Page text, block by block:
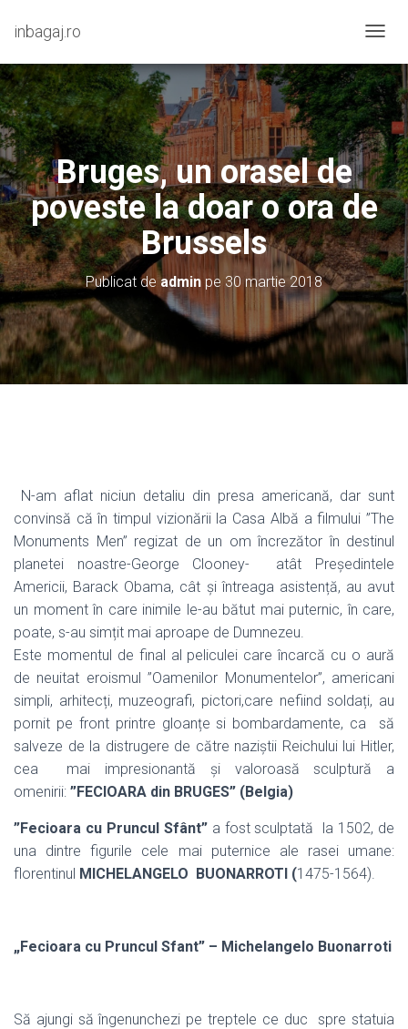
inbagaj.ro
O
M
U
T
Ă
N
A
V
I
G
A
R
E
A
Bruges, un orasel de
poveste la doar o ora de
Brussels
Publicat de admin pe30 martie 2018
N-am aflat niciun detaliu din presa americană, dar sunt
convinsă că în timpul vizionării la Casa Albă a filmului ”The
Monuments Men” regizat de un om încrezător în destinul
planetei noastre-George Clooney-
atât Președintele
Americii, Barack Obama, cât și întreaga asistență, au avut
un moment în care inimile le-au bătut mai puternic, în care,
poate, s-au simțit mai aproape de Dumnezeu.
Este momentul de final al peliculei care încarcă cu o aură
de neuitat eroismul ”Oamenilor Monumentelor”, americani
simpli, arhitecți, muzeografi, pictori,care nefiind soldați, au
pornit pe front printre gloanțe si bombardamente, ca
să
salveze de la distrugere de către naziștii Reichului lui Hitler,
cea
mai impresionantă și valoroasă sculptură a
omenirii: ”FECIOARA din BRUGES” (Belgia)
”Fecioara cu Pruncul Sfânt”a fost sculptată
la 1502, de
una dintre figurile cele mai puternice ale rasei umane:
florentinul MICHELANGELO BUONARROTI (1475-1564).
„Fecioara cu Pruncul Sfant” – Michelangelo Buonarroti
Să ajungi să îngenunchezi pe treptele ce duc
spre statuia